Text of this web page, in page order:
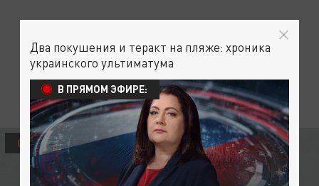
ОБЩЕСТВО
Два покушения и теракт на пляже: хроника
украинского ультиматума
В ПРЯМОМ ЭФИРЕ: